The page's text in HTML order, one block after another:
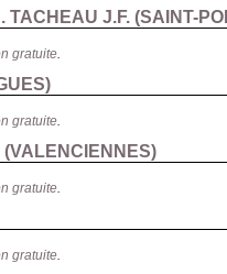
TACHEAU J.F. (SAINT-
gratuite.
)
gratuite.
(VALENCIENNES)
gratuite.
gratuite.